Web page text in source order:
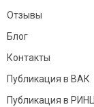
Отзывы
Блог
Контакты
Публикация в ВАК
Публикация в